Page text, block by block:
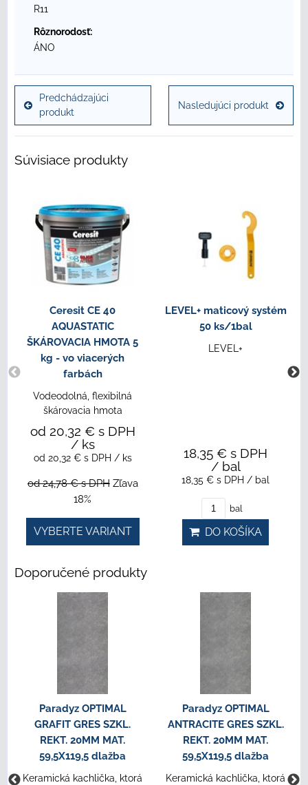
R11
Rôznorodosť:
ÁNO
Predchádzajúci
produkt
Nasledujúci produkt
Súvisiace produkty
Ceresit CE 40
AQUASTATIC
ŠKÁROVACIA HMOTA 5
kg - vo viacerých
farbách
Vodeodolná, flexibilná
škárovacia hmota
od 20,32 € s DPH
/ ks
od 20,32 € s DPH / ks
od 24,78 €s DPH Zľava
18%
VYBERTE VARIANT
LEVEL+ maticový systém
50 ks/1bal
LEVEL+
18,35 € s DPH
/ bal
18,35 € s DPH / bal
bal
DO KOŠÍKA
Doporučené produkty
Paradyz OPTIMAL
GRAFIT GRES SZKL.
REKT. 20MM MAT.
59,5X119,5 dlažba
Keramická kachlička, ktorá
Paradyz OPTIMAL
ANTRACITE GRES SZKL.
REKT. 20MM MAT.
59,5X119,5 dlažba
Keramická kachlička, ktorá